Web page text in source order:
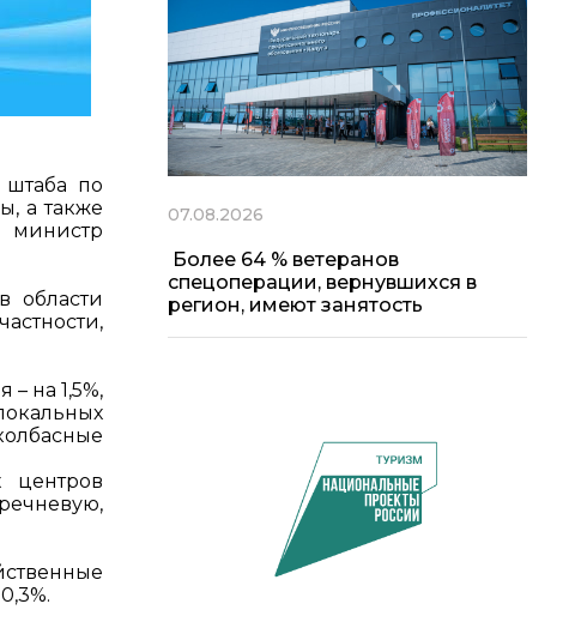
по
а также
министр
области
на 1,5%,
центров
07.08.2026
Более 64 % ветеранов
спецоперации, вернувшихся в
регион, имеют занятость